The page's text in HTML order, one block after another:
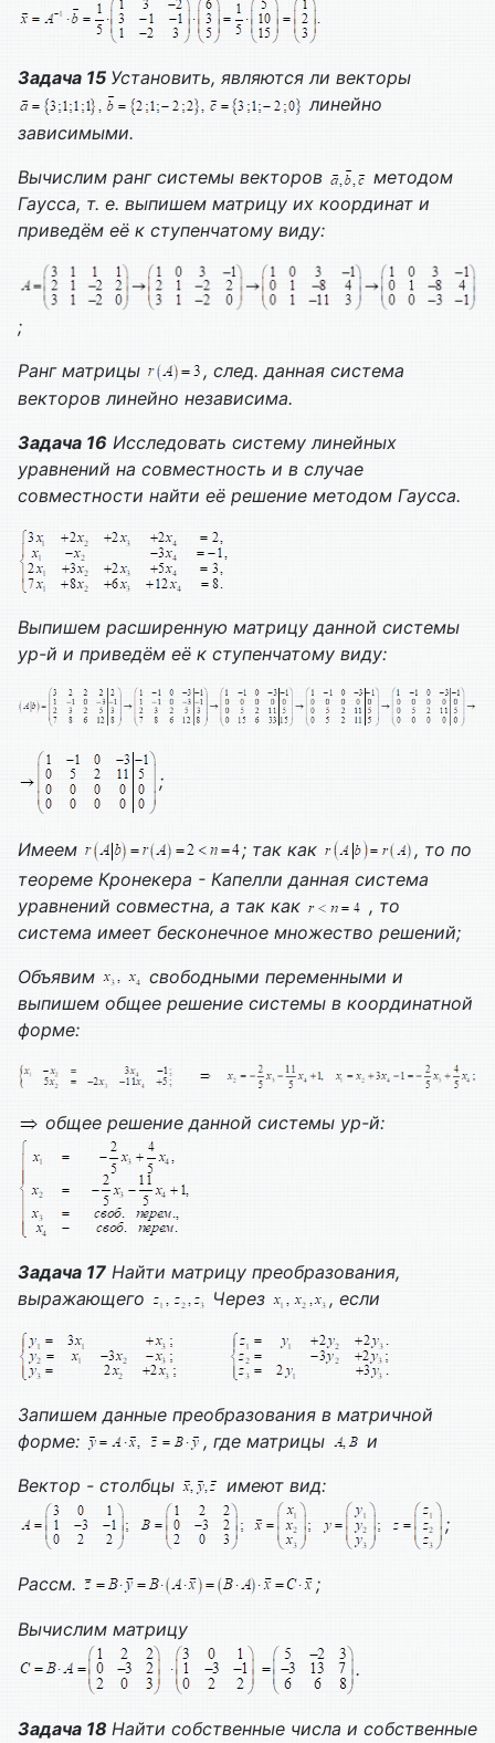
Задача 15 Установить, являются ли векторы
линейно
зависимыми.
Вычислим ранг системы векторов
методом
Гаусса, т. е. выпишем матрицу их координат и
приведём её к ступенчатому виду:
;
Ранг матрицы
, след. данная система
векторов линейно независима.
Задача 16 Исследовать систему линейных
уравнений на совместность и в случае
совместности найти её решение методом Гаусса.
Выпишем расширенную матрицу данной системы
ур-й и приведём её к ступенчатому виду:
;
Имеем ; так как
, то по
теореме Кронекера - Капелли данная система
уравнений совместна, а так как
, то
система имеет бесконечное множество решений;
Объявим
свободными переменными и
выпишем общее решение системы в координатной
форме:
общее решение данной системы ур-й:
Задача 17 Найти матрицу преобразования,
выражающего
Через , если
Запишем данные преобразования в матричной
форме:
, где матрицы
и
Вектор - столбцы
имеют вид:
;
Рассм. ;
Вычислим матрицу
.
Задача 18 Найти собственные числа и собственные